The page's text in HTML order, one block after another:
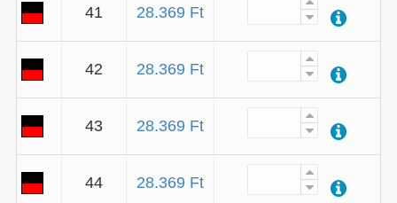
41 28.369 Ft
42 28.369 Ft
43 28.369 Ft
44 28.369 Ft